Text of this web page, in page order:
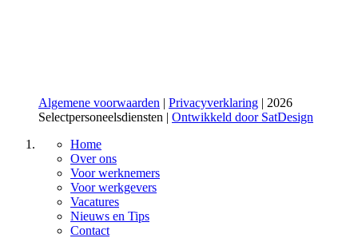
Algemene voorwaarden | Privacyverklaring | 2026
Selectpersoneelsdiensten | Ontwikkeld door SatDesign
Home
Over ons
Voor werknemers
Voor werkgevers
Vacatures
Nieuws en Tips
Contact